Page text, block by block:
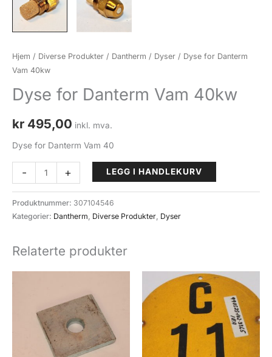
Hjem / Diverse Produkter / Dantherm / Dyser / Dyse for Danterm
Vam 40kw
Dyse for Danterm Vam 40kw
kr 495,00 inkl. mva.
Dyse for Danterm Vam 40
-
for
Danterm
Vam
antall
+ LEGG I HANDLEKURV
Produktnummer: 307104546
Kategorier: Dantherm Diverse Produkter Dyser
Relaterte produkter